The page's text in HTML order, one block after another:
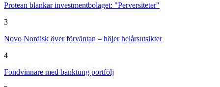
Protean blankar investmentbolaget: "Perversiteter"
3
Novo Nordisk över förväntan – höjer helårsutsikter
4
Fondvinnare med banktung portfölj